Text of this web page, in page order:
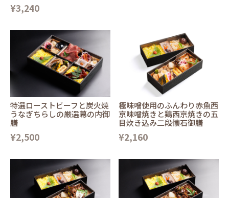
¥3,240
特選ローストビーフと炭火焼
うなぎちらしの厳選幕の内御
膳
¥2,500
極味噌使用のふんわり赤魚西
京味噌焼きと鶏西京焼きの五
目炊き込み二段懐石御膳
¥2,160